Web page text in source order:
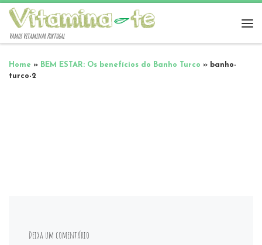
Vamos Vitaminar Portugal
Home » BEM ESTAR: Os benefícios do Banho Turco » banho-
turco-2
Deixa um comentário